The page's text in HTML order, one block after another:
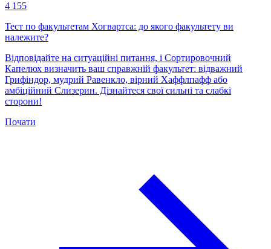
4 155
Тест по факультетам Хогвартса: до якого факультету ви
належите?
Відповідайте на ситуаційні питання, і Сортировочний
Капелюх визначить ваш справжній факультет: відважний
Грифіндор, мудрий Равенкло, вірний Хаффлпафф або
амбіційний Слизерин. Дізнайтеся свої сильні та слабкі
сторони!
Почати